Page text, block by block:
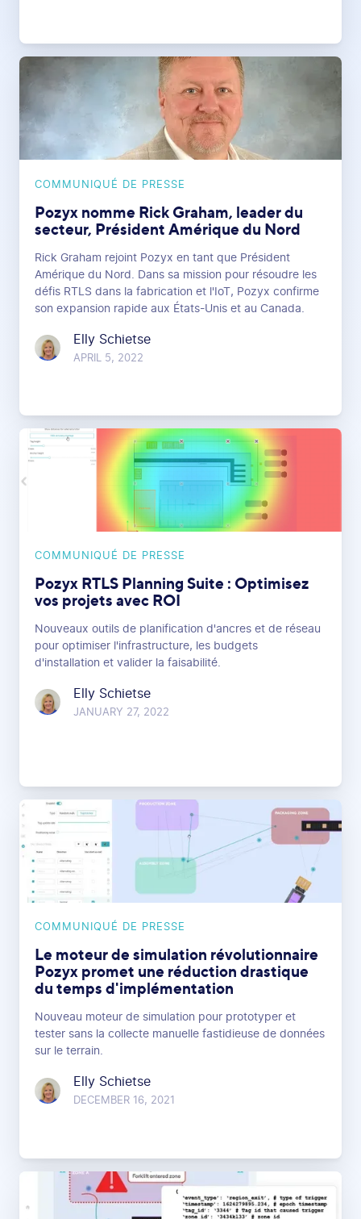
COMMUNIQUÉ DE PRESSE
Pozyx nomme Rick Graham, leader du
secteur, Président Amérique du Nord
Rick Graham rejoint Pozyx en tant que Président
Amérique du Nord. Dans sa mission pour résoudre les
défis RTLS dans la fabrication et l'IoT, Pozyx confirme
son expansion rapide aux États-Unis et au Canada.
Elly Schietse
APRIL 5, 2022
COMMUNIQUÉ DE PRESSE
Pozyx RTLS Planning Suite : Optimisez
vos projets avec ROI
Nouveaux outils de planification d'ancres et de réseau
pour optimiser l'infrastructure, les budgets
d'installation et valider la faisabilité.
Elly Schietse
JANUARY 27, 2022
COMMUNIQUÉ DE PRESSE
Le moteur de simulation révolutionnaire
Pozyx promet une réduction drastique
du temps d'implémentation
Nouveau moteur de simulation pour prototyper et
tester sans la collecte manuelle fastidieuse de données
sur le terrain.
Elly Schietse
DECEMBER 16, 2021